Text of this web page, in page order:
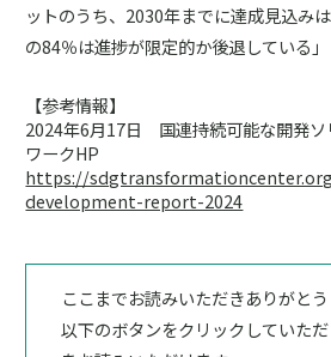
ットのうち、2030年までに達成見込み
の84％は進捗が限定的か後退している」
【参考情報】
2024年6月17日 国連持続可能な開発ソ
ワークHP
https://
development-report-2024
ここまでお読みいただきありがとう
以下のボタンをクリックしていた